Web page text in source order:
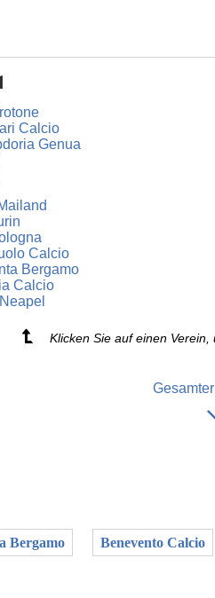
Calcio
Genua
Calcio
Bergamo
Calcio
Klicken Sie auf einen
Bergamo Benevento Calcio